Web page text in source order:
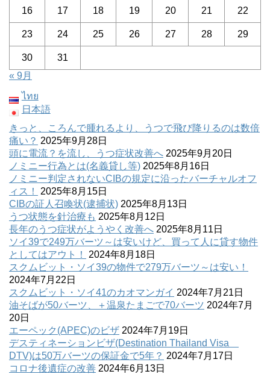
16 17 18 19 20 21 22
23 24 25 26 27 28 29
30
31
« 9月
ไทย
日本語
きっと、ころんで腫れるより、うつで飛び降りるのは数倍
痛い？ 2025年9月28日
頭に電流？を流し、うつ症状改善へ 2025年9月20日
ノミニー行為とは(名義貸し等) 2025年8月16日
ノミニー判定されないCIBの規定に沿ったバーチャルオフ
ィス！
2025年8月15日
CIBの証人召喚状(逮捕状) 2025年8月13日
うつ状態を針治療も 2025年8月12日
長年のうつ症状がようやく改善へ 2025年8月11日
ソイ39で249万バーツ～は安いけど、買って人に貸す物件
としてはアウト！
2024年8月18日
スクムビット・ソイ39の物件で279万バーツ～は安い！
2024年7月22日
スクムビット・ソイ41のカオマンガイ 2024年7月21日
油そばが50バーツ、＋温泉たまごで70バーツ 2024年7月
20日
エーペック(APEC)のビザ 2024年7月19日
デスティネーションビザ(Destination Thailand Visa
DTV)は50万バーツの保証金で5年？ 2024年7月17日
コロナ後遺症の改善 2024年6月13日